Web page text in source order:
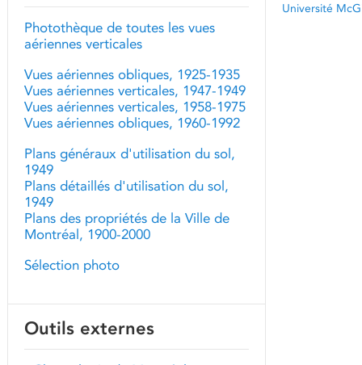
Université
Photothèque de toutes les vues
aériennes verticales
Vues aériennes obliques, 1925-1935
Vues aériennes verticales, 1947-1949
Vues aériennes verticales, 1958-1975
Vues aériennes obliques, 1960-1992
Plans généraux d'utilisation du sol,
1949
Plans détaillés d'utilisation du sol,
1949
Plans des propriétés de la Ville de
Montréal, 1900-2000
Sélection photo
Outils externes